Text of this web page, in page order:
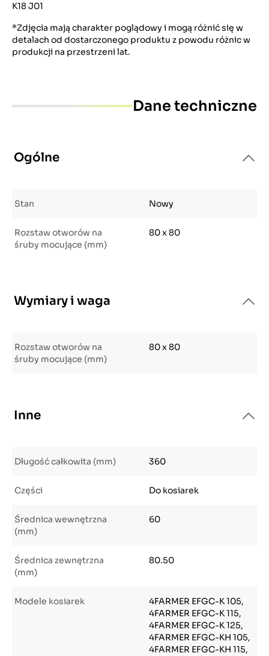
K18 J01
*Zdjęcia mają charakter poglądowy i mogą różnić się w
detalach od dostarczonego produktu z powodu różnic w
produkcji na przestrzeni lat.
Dane techniczne
Ogólne
Stan Nowy
Rozstaw otworów na
śruby mocujące (mm)
80 x 80
Wymiary i waga
Rozstaw otworów na
śruby mocujące (mm)
80 x 80
Inne
Długość całkowita (mm) 360
Części Do kosiarek
Średnica wewnętrzna
(mm)
60
Średnica zewnętrzna
(mm)
80.50
Modele kosiarek
4FARMER EFGC-K 105,
4FARMER EFGC-K 115,
4FARMER EFGC-K 125,
4FARMER EFGC-KH 105,
4FARMER EFGC-KH 115,